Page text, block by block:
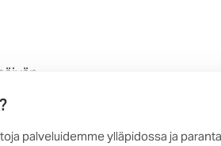
palveluidemme ylläpidossa ja